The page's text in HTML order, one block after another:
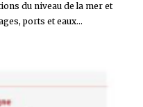
du niveau de la mer et
ports et eaux...